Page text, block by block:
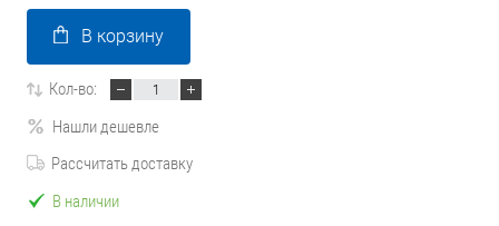
В корзину
Кол-во:
Нашли дешевле
Рассчитать доставку
В наличии